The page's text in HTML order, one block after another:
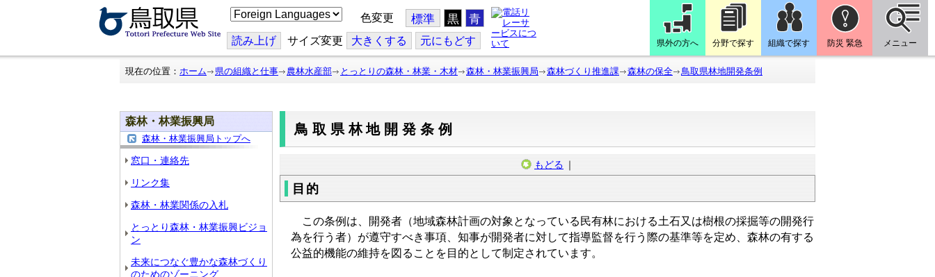
こ
の
ジ
を
翻
色変更 標準 黒 青
読み上げ サイズ変更 大きくする 元にもどす 県外の方へ 分野で探す 組織で探す 防災 緊急 メニュー
現在の位置： ホーム 県の組織と仕事 農林水産部 とっとりの森林・林業・木材 森林・林業振興局 森林づくり推進課 森林の保全 鳥取県林地開発条例
森林・林業振興局
森林・林業振興局トップへ
窓口・連絡先
リンク集
森林・林業関係の入札
とっとり森林・林業振興ビジョ
ン
未来につなぐ豊かな森林づくり
のためのゾーニング
鳥取県林地開発条例
もどる ｜
目的
この条例は、開発者（地域森林計画の対象となっている民有林における土石又は樹根の採掘等の開発行
為を行う者）が遵守すべき事項、知事が開発者に対して指導監督を行う際の基準等を定め、森林の有する
公益的機能の維持を図ることを目的として制定されています。